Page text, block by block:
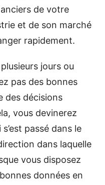
de votre
et de son marché
rapidement.
jours ou
pas des bonnes
des décisions
vous devinerez
passé dans le
dans laquelle
vous disposez
données en